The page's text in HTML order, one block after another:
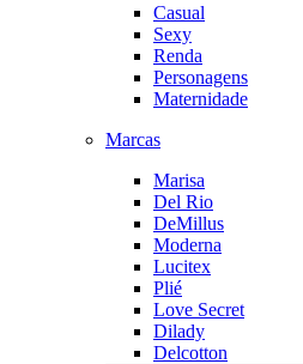
Casual
Sexy
Renda
Personagens
Maternidade
Marcas
Marisa
Del Rio
DeMillus
Moderna
Lucitex
Plié
Love Secret
Dilady
Delcotton